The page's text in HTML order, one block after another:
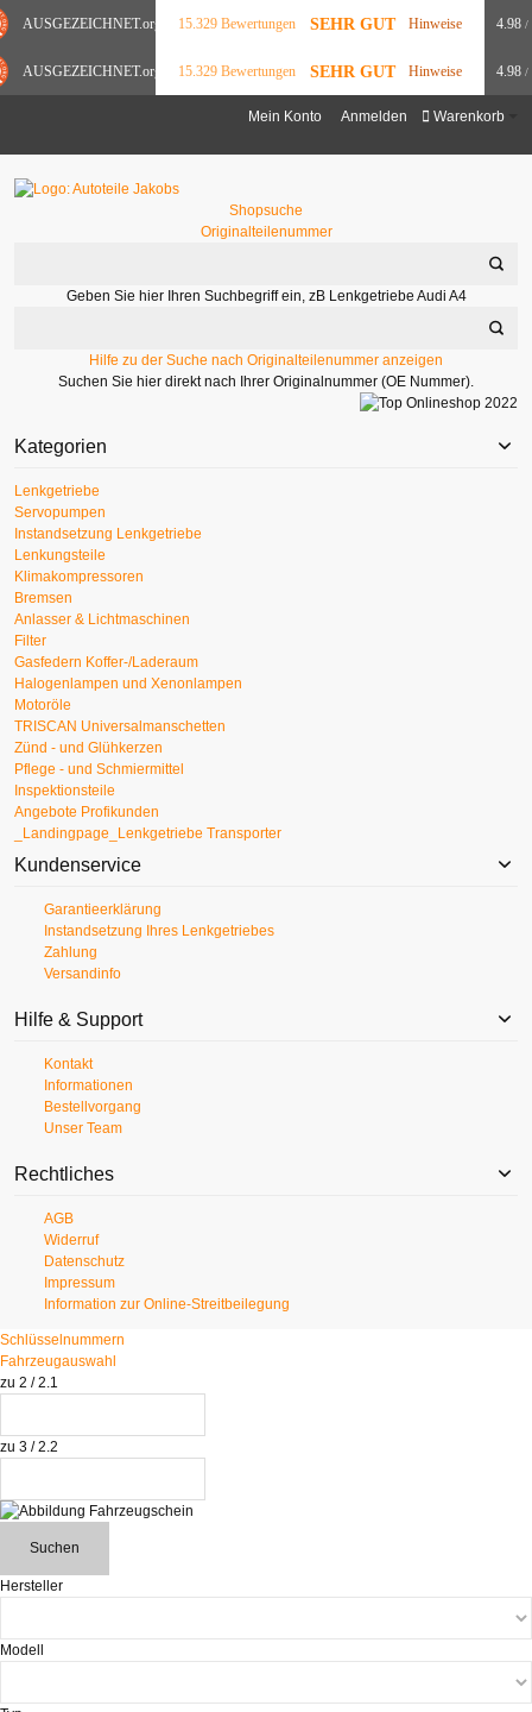
AUSGEZEICHNET.org 15.329 Bewertungen SEHR GUT Hinweise 4.98 /
AUSGEZEICHNET.org 15.329 Bewertungen SEHR GUT Hinweise 4.98 /
Warenkorb
Mein Konto Anmelden
Shopsuche
Originalteilenummer
Geben Sie hier Ihren Suchbegriff ein, zB Lenkgetriebe Audi A4
Hilfe zu der Suche nach Originalteilenummer anzeigen
Suchen Sie hier direkt nach Ihrer Originalnummer (OE Nummer).
Kategorien
Lenkgetriebe
Servopumpen
Instandsetzung Lenkgetriebe
Lenkungsteile
Klimakompressoren
Bremsen
Anlasser & Lichtmaschinen
Filter
Gasfedern Koffer-/Laderaum
Halogenlampen und Xenonlampen
Motoröle
TRISCAN Universalmanschetten
Zünd - und Glühkerzen
Pflege - und Schmiermittel
Inspektionsteile
Angebote Profikunden
_Landingpage_Lenkgetriebe Transporter
Kundenservice
Garantieerklärung
Instandsetzung Ihres Lenkgetriebes
Zahlung
Versandinfo
Hilfe & Support
Kontakt
Informationen
Bestellvorgang
Unser Team
Rechtliches
AGB
Widerruf
Datenschutz
Impressum
Information zur Online-Streitbeilegung
Schlüsselnummern
Fahrzeugauswahl
zu 2 / 2.1
zu 3 / 2.2
Suchen
Hersteller
Modell